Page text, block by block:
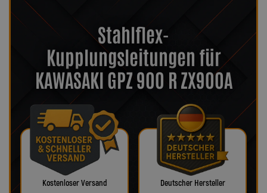
Stahlflex-
Kupplungsleitungen für
KAWASAKI GPZ 900 R ZX900A
Kostenloser Versand
Deutscher Hersteller